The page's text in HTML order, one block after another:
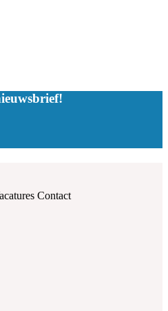
Contact